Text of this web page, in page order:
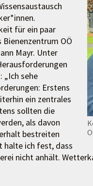
für ein paar
OÖ
Mayr. Unter
sehe
Erstens
ein zentrales
sollten die
als davon
bestreiten
halte ich fest, dass
nicht anhält.